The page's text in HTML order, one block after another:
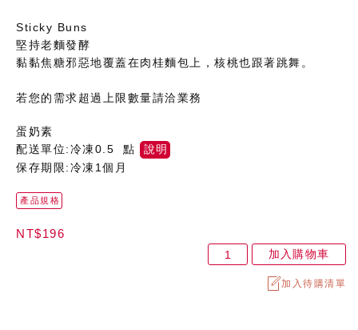
Sticky Buns
堅持老麵發酵
黏黏焦糖邪惡地覆蓋在肉桂麵包上，核桃也跟著跳舞。
若您的需求超過上限數量請洽業務
蛋奶素
配送單位:冷凍0.5 點
說明
保存期限:冷凍1個月
產品規格
NT$196
加入購物車
加入待購清單